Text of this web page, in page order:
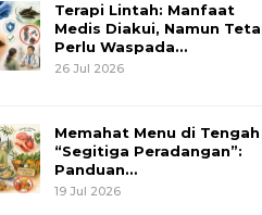
Terapi Lintah: Manfaat
Medis Diakui, Namun
Perlu Waspada…
26 Jul 2026
Memahat Menu di Tengah
“Segitiga Peradangan”:
Panduan…
19 Jul 2026